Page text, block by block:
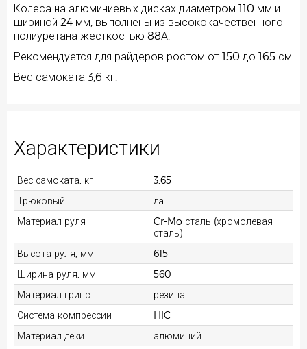
Колеса на алюминиевых дисках диаметром 110 мм и
шириной 24 мм, выполнены из высококачественного
полиуретана жесткостью 88А.
Рекомендуется для райдеров ростом от 150 до 165 см
Вес самоката 3,6 кг.
Характеристики
Вес самоката, кг
3,65
Трюковый
да
Материал руля
Cr-Mo сталь (хромолевая
сталь)
Высота руля, мм
615
Ширина руля, мм
560
Материал грипс
резина
Система компрессии
HIC
Материал деки
алюминий